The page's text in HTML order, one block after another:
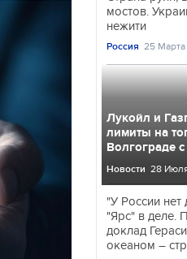
мостов.
нежити
Россия 25 Марта
Лукойл и
лимиты на
Волгограде
Новости 28
"У России нет
"Ярс" в деле.
доклад
океаном –